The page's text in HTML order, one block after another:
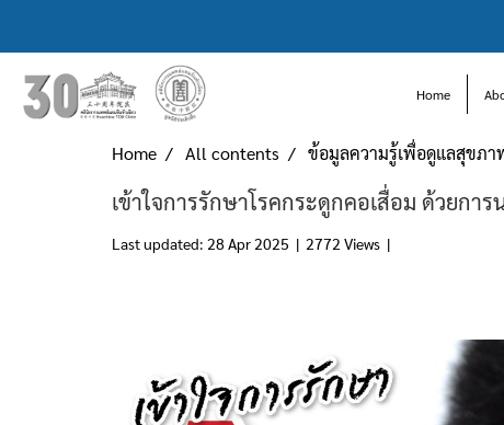
Home
Home All contents ข้อมูลความรู้เพื่อดูแลสุขภา
เข้าใจการรักษาโรคกระดูกคอเสื่อม ด้วยก
Last updated: 28 Apr 2025 | 2772 Views |